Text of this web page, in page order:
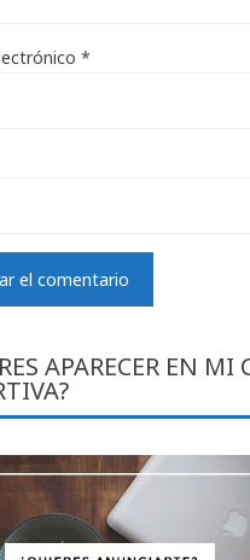
*
APARECER EN